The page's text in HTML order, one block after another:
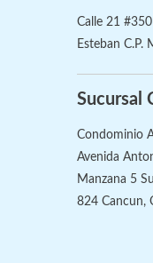
Calle 21
Esteban C.P.
Sucursal
Condominio
Avenida
Manzana 5
824 Cancun,